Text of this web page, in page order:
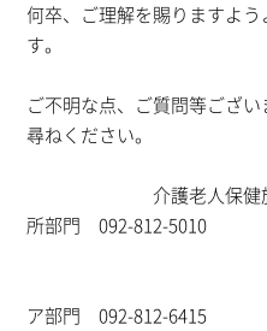
何卒、ご理解を賜りますよ
す。
ご不明な点、ご質問等ござ
尋ねください。
介護老人保健施
所部門 092-812-5010
デ
ア部門 092-812-6415